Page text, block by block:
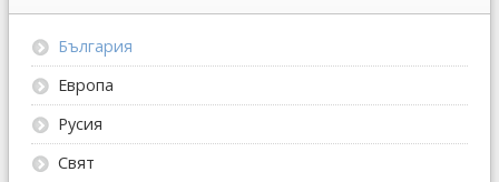
България
Европа
Русия
Свят